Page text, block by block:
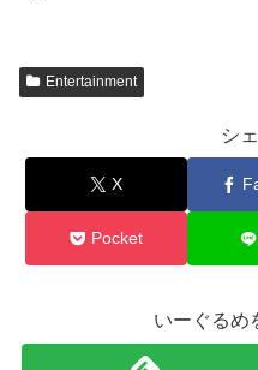
Entertainment
シ
X
Pocket
いーぐるめ